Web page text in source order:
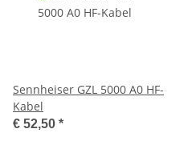
Sennheiser GZL 5000 A0 HF-
Kabel
€ 52,50 *